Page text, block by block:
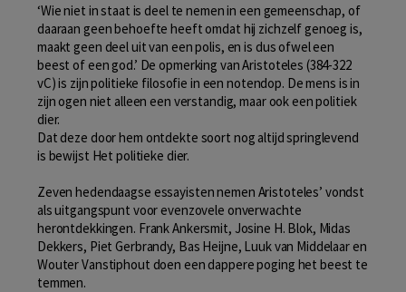
‘Wie niet in staat is deel te nemen in een gemeenschap, of
daaraan geen behoefte heeft omdat hij zichzelf genoeg is,
maakt geen deel uit van een polis, en is dus ofwel een
beest of een god.’ De opmerking van Aristoteles (384-322
vC) is zijn politieke filosofie in een notendop. De mens is in
zijn ogen niet alleen een verstandig, maar ook een politiek
dier.
Dat deze door hem ontdekte soort nog altijd springlevend
is bewijst Het politieke dier.
Zeven hedendaagse essayisten nemen Aristoteles’ vondst
als uitgangspunt voor evenzovele onverwachte
herontdekkingen. Frank Ankersmit, Josine H. Blok, Midas
Dekkers, Piet Gerbrandy, Bas Heijne, Luuk van Middelaar en
Wouter Vanstiphout doen een dappere poging het beest te
temmen.